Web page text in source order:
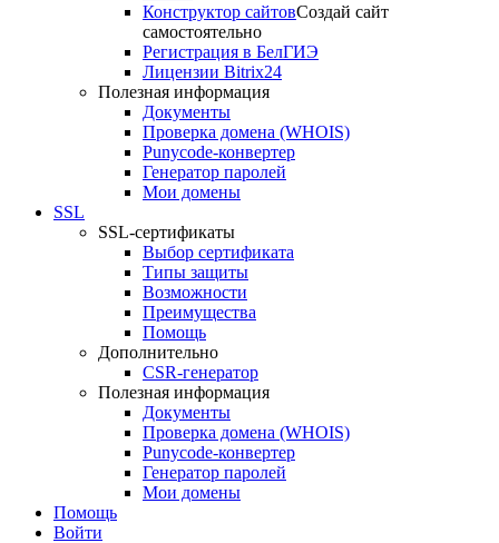
Конструктор сайтовСоздай сайт
самостоятельно
Регистрация в БелГИЭ
Лицензии Bitrix24
Полезная информация
Документы
Проверка домена (WHOIS)
Punycode-конвертер
Генератор паролей
Мои домены
SSL
SSL-сертификаты
Выбор сертификата
Типы защиты
Возможности
Преимущества
Помощь
Дополнительно
CSR-генератор
Полезная информация
Документы
Проверка домена (WHOIS)
Punycode-конвертер
Генератор паролей
Мои домены
Помощь
Войти